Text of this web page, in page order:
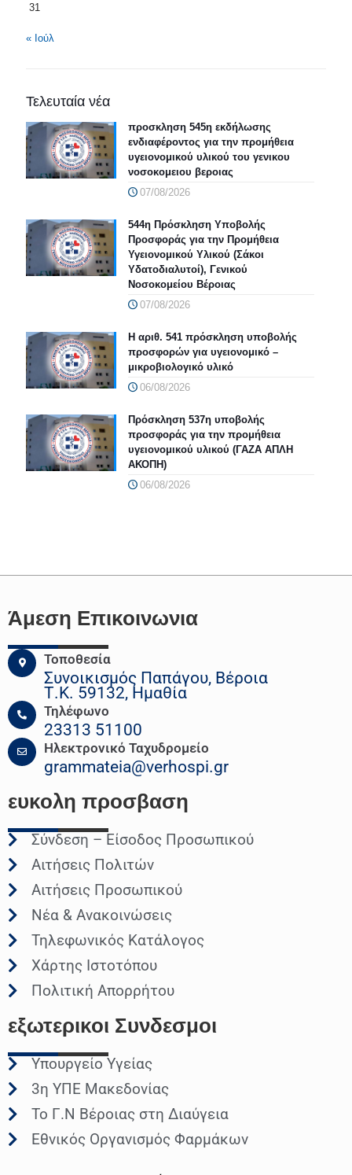
31
« Ιούλ
Τελευταία νέα
προσκληση 545η εκδήλωσης
ενδιαφέροντος για την προμήθεια
υγειονομικού υλικού του γενικου
νοσοκομειου βεροιας
07/08/2026
544η Πρόσκληση Υποβολής
Προσφοράς για την Προμήθεια
Υγειονομικού Υλικού (Σάκοι
Υδατοδιαλυτοί), Γενικού
Νοσοκομείου Βέροιας
07/08/2026
Η αριθ. 541 πρόσκληση υποβολής
προσφορών για υγειονομικό –
μικροβιολογικό υλικό
06/08/2026
Πρόσκληση 537η υποβολής
προσφοράς για την προμήθεια
υγειονομικού υλικού (ΓΑΖΑ ΑΠΛΗ
ΑΚΟΠΗ)
06/08/2026
Άμεση Επικοινωνια
Τοποθεσία
Συνοικισμός Παπάγου, Βέροια
Τ.Κ. 59132, Ημαθία
Τηλέφωνο
23313 51100
Ηλεκτρονικό Ταχυδρομείο
grammateia@verhospi.gr
ευκολη προσβαση
Σύνδεση – Είσοδος Προσωπικού
Αιτήσεις Πολιτών
Αιτήσεις Προσωπικού
Νέα & Ανακοινώσεις
Τηλεφωνικός Κατάλογος
Χάρτης Ιστοτόπου
Πολιτική Απορρήτου
εξωτερικοι Συνδεσμοι
Υπουργείο Υγείας
3η ΥΠΕ Μακεδονίας
Το Γ.Ν Βέροιας στη Διαύγεια
Εθνικός Οργανισμός Φαρμάκων